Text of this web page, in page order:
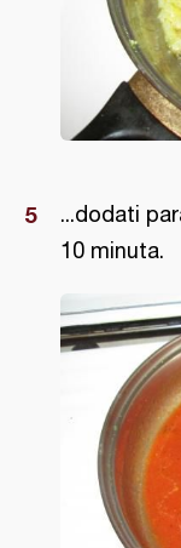
...dodati
10 minuta.